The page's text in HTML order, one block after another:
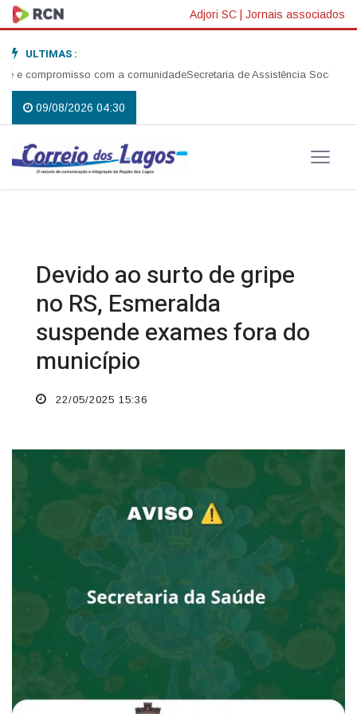
Adjori SC | Jornais associados
ULTIMAS :
com a comunidadeSecretaria de Assistência Social
09/08/2026 04:30
Devido ao surto de gripe
no RS, Esmeralda
suspende exames fora do
município
22/05/2025 15:36